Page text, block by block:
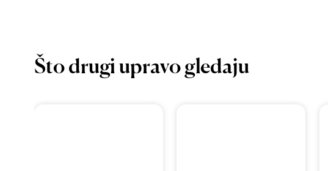
Što drugi upravo gledaju